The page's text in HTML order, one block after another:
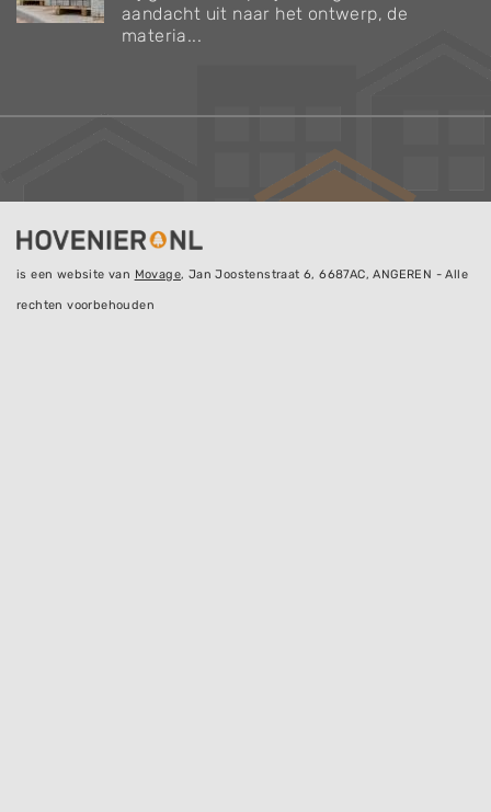
aandacht uit naar het ontwerp, de
materia...
is een website van Movage, Jan Joostenstraat 6, 6687AC, ANGEREN - Alle
rechten voorbehouden